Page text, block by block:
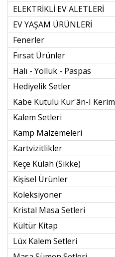
ELEKTRİKLİ EV ALETLERİ
EV YAŞAM ÜRÜNLERİ
Fenerler
Fırsat Ürünler
Halı - Yolluk - Paspas
Hediyelik Setler
Kabe Kutulu Kur'ân-I Kerim
Kalem Setleri
Kamp Malzemeleri
Kartvizitlikler
Keçe Külah (sikke)
Kişisel Ürünler
Koleksiyoner
Kristal Masa Setleri
Kültür Kitap
Lüx Kalem Setleri